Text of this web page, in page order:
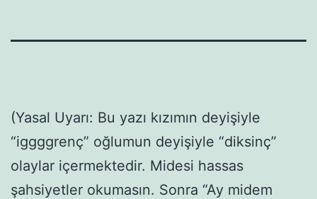
(Yasal Uyarı: Bu yazı kızımın deyişiyle
“iggggrenç” oğlumun deyişiyle “diksinç”
olaylar içermektedir. Midesi hassas
şahsiyetler okumasın. Sonra “Ay midem